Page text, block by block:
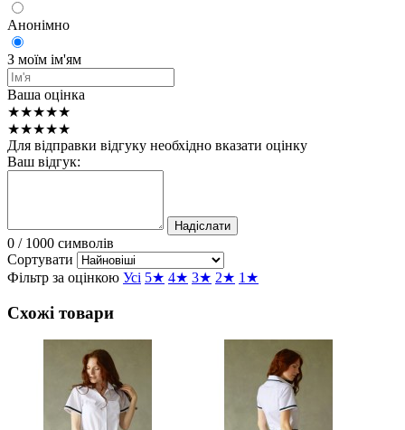
Анонімно
З моїм ім'ям
Ваша оцінка
★★★★★
★★★★★
Для відправки відгуку необхідно вказати оцінку
Ваш відгук:
Надіслати
0 / 1000 символів
Сортувати
Фільтр за оцінкою Усі 5★ 4★ 3★ 2★ 1★
Схожі товари